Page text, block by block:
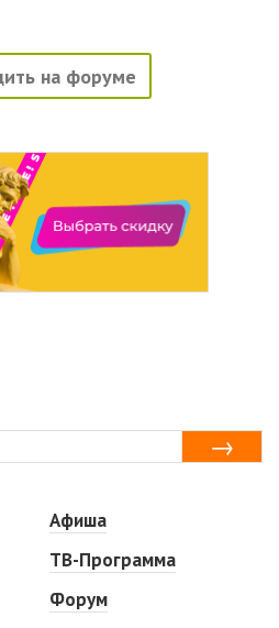
на форуме
Афиша
ТВ-Программа
Форум